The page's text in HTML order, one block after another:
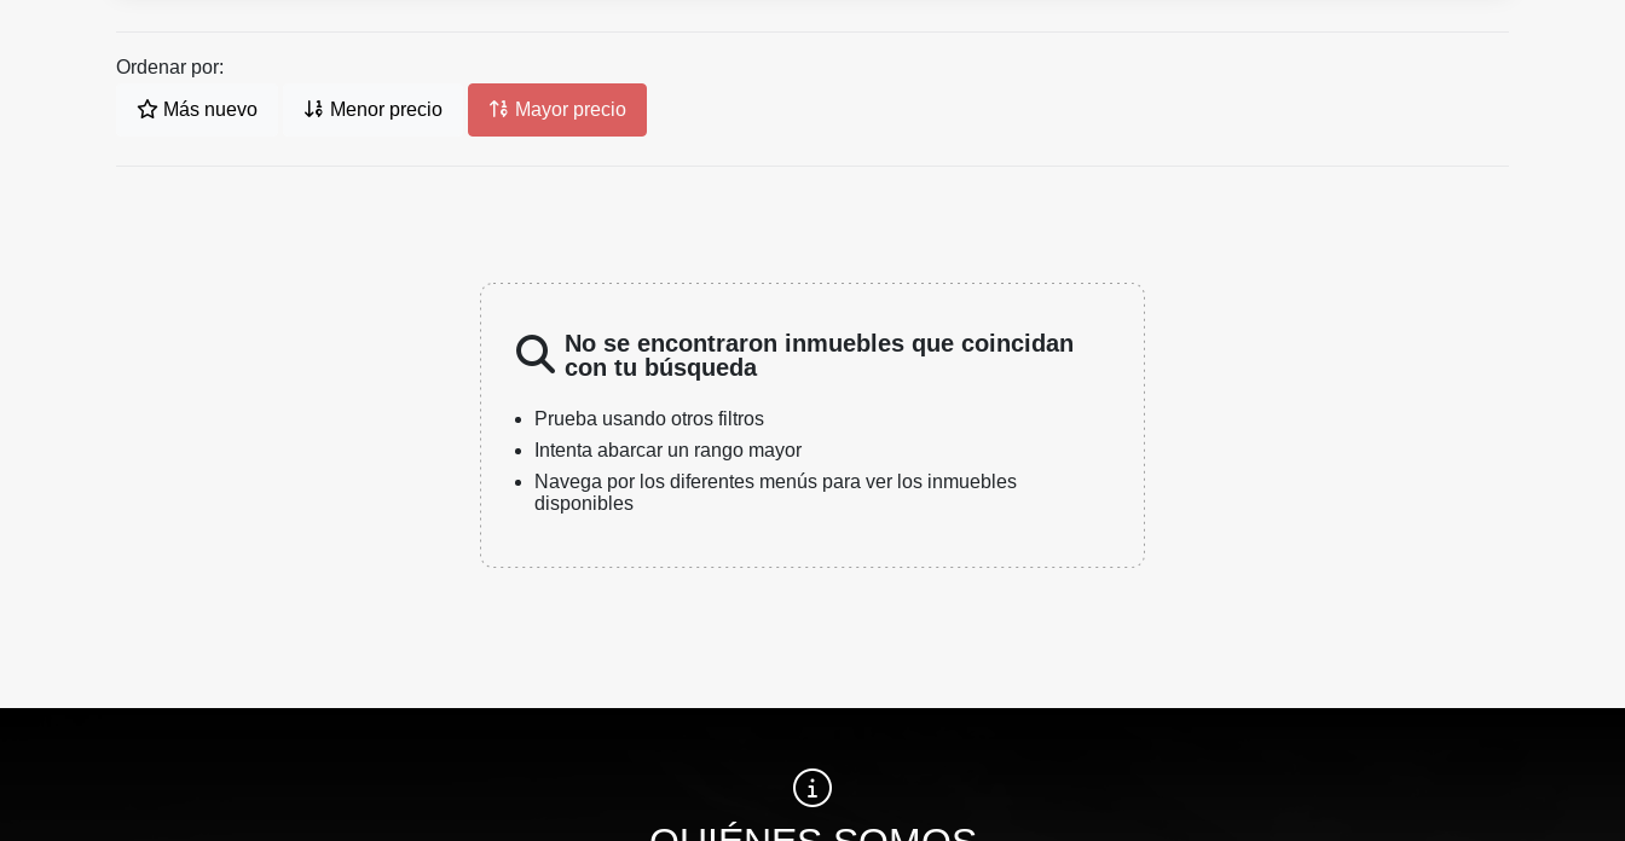
Ordenar por:
Más nuevo Menor precio Mayor precio
No se encontraron inmuebles que coincidan
con tu búsqueda
Prueba usando otros filtros
Intenta abarcar un rango mayor
Navega por los diferentes menús para ver los inmuebles
disponibles